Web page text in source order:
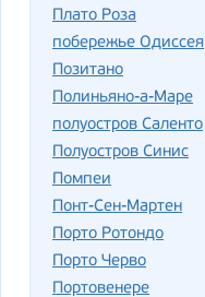
Плато Роза
побережье Одиссея
Позитано
Полиньяно-а-Маре
полуостров Саленто
Полуостров Синис
Помпеи
Понт-Сен-Мартен
Порто Ротондо
Порто Черво
Портовенере